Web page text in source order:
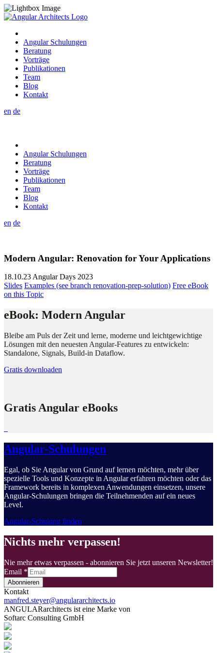
Angular Schulungen
Beratung
Vorträge
Publikationen
Team
Blog
Kontakt
en de
Angular Schulungen
Beratung
Vorträge
Publikationen
Team
Blog
Kontakt
en de
Modern Angular: Renovation for Your Applications
18.10.23Angular Days 2023
Slides Examples (see branch renovation-prep-solution) Free eBook
on this Topic
eBook: Modern Angular
Bleibe am Puls der Zeit und lerne, moderne und leichtgewichtige
Lösungen mit den neuesten Angular-Features zu entwickeln:
Standalone, Signals, Build-in Dataflow.
Gratis downloaden
Gratis Angular eBooks
Angular-Schulungen
Egal, ob Sie Angular von Grund auf lernen möchten, mehr über
spezielle Tools und Konzepte in Angular erfahren möchten oder das
Framework bereits in komplexen Anwendungen einsetzen, unsere
Angular-Schulungen bringen die Teilnehmenden auf ein neues
Level.
Angular-Schulung finden
Nichts mehr verpassen!
Nie mehr etwas verpassen - abonnieren Sie jetzt unseren Newsletter!
Email *
Abonnieren
Kontakt
manfred.steyer@angulararchitects.io
ANGULARarchitects ist eine Marke von
Softarc Consulting GmbH